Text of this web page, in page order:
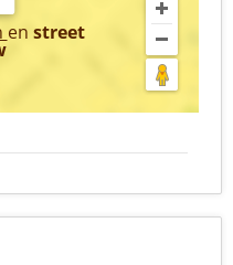
en street